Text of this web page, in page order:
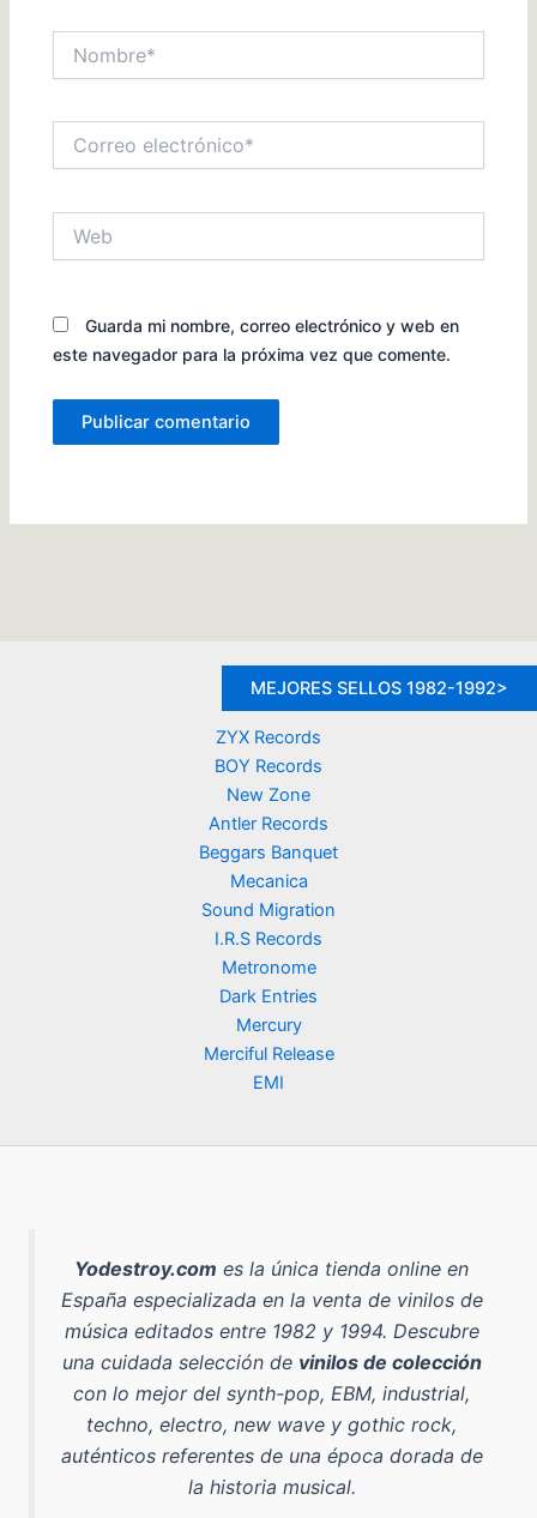
electrónico*
Guarda mi nombre, correo electrónico y web en
este navegador para la próxima vez que comente.
MEJORES SELLOS 1982-1992>
ZYX Records
BOY Records
New Zone
Antler Records
Beggars Banquet
Mecanica
Sound Migration
I.R.S Records
Metronome
Dark Entries
Mercury
Merciful Release
EMI
Yodestroy.com es la única tienda online en
España especializada en la venta de vinilos de
música editados entre 1982 y 1994. Descubre
una cuidada selección de vinilos de colección
con lo mejor del synth-pop, EBM, industrial,
techno, electro, new wave y gothic rock,
auténticos referentes de una época dorada de
la historia musical.